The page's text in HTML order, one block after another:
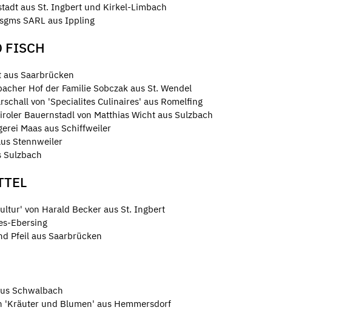
aus St. Ingbert und Kirkel-Limbach
SARL aus Ippling
FISCH
aus Saarbrücken
Hof der Familie Sobczak aus St. Wendel
von 'Specialites Culinaires' aus Romelfing
Bauernstadl von Matthias Wicht aus Sulzbach
Maas aus Schiffweiler
Stennweiler
Sulzbach
von Harald Becker aus St. Ingbert
Ebersing
Pfeil aus Saarbrücken
Schwalbach
'Kräuter und Blumen' aus Hemmersdorf